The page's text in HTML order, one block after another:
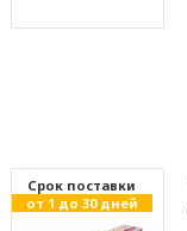
Cрок поставки
от 1 до 30 дней